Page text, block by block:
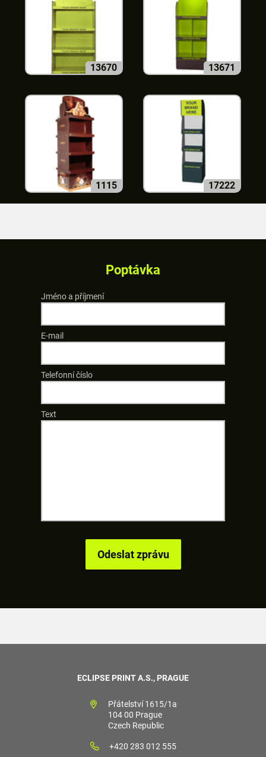
13670 13671
1115 17222
Poptávka
Jméno a příjmení
E-mail
Telefonní číslo
Text
ECLIPSE PRINT A.S., PRAGUE
Přátelství 1615/1a
104 00 Prague
Czech Republic
+420 283 012 555